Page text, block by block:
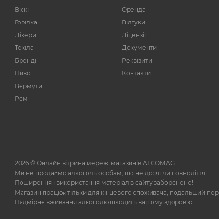
1
307
2
4
13,9%
3
13-14%
Віскі
Горілка
Лікери
Текіла
Бренді
Пиво
Вермути
Ром
Оренда
Відгуки
Ліцензії
Документи
Реквізити
Контакти
2026 © Онлайн вітрина мережі магазинів ALCOMAG
Ми не продаємо алкоголь особам, що не досягли повноліття!
Поширення і використання матеріалів сайту заборонено!
Магазин працює тільки для кінцевого споживача, подальший
Надмірне вживання алкоголю шкодить вашому здоров'ю!